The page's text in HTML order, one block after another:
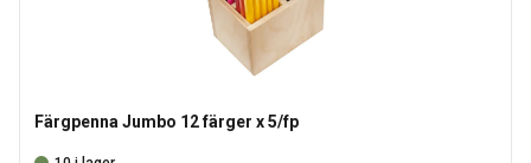
Färgpenna Jumbo 12 färger x 5/fp